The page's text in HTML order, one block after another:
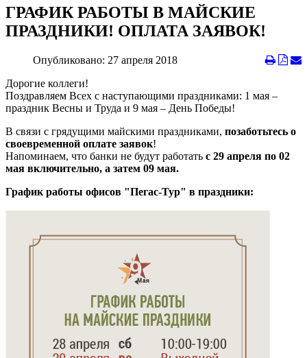
ГРАФИК РАБОТЫ В МАЙСКИЕ
ПРАЗДНИКИ! ОПЛАТА ЗАЯВОК!
Опубликовано: 27 апреля 2018
Дорогие коллеги!
Поздравляем Всех с наступающими праздниками: 1 мая –
праздник Весны и Труда и 9 мая – День Победы!
В связи с грядущими майскими праздниками, позаботьтесь о
своевременной оплате заявок!
Напоминаем, что банки не будут работать c 29 апреля по 02
мая включительно, а затем 09 мая.
График работы офисов "Пегас-Тур" в праздники: